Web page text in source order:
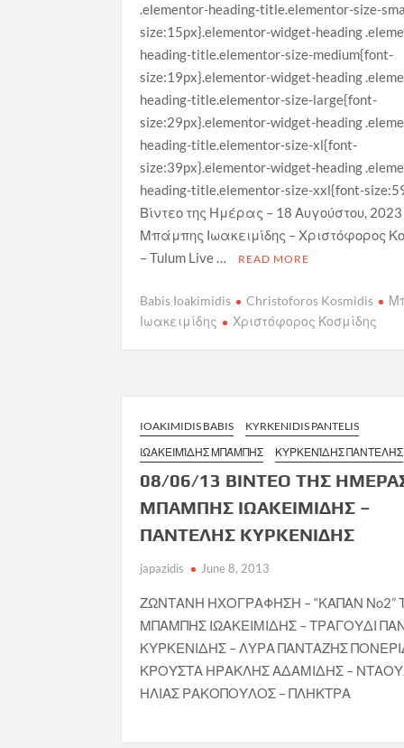
.elementor-heading-title.elementor-size-
size:15px}.elementor-widget-heading
heading-title.elementor-size-medium{font-
size:19px}.elementor-widget-heading
heading-title.elementor-size-large{font-
size:29px}.elementor-widget-heading
heading-title.elementor-size-xl{font-
size:39px}.elementor-widget-heading
heading-title.elementor-size-xxl{font-
Βίντεο της Ημέρας – 18 Αυγούστου, 2023
Μπάμπης Ιωακειμίδης – Χριστόφορος
– Tulum Live …
READ MORE
Babis Ioakimidis Christoforos Kosmidis
Ιωακειμίδης
Χριστόφορος Κοσμίδης
IOAKIMIDIS BABIS
KYRKENIDIS PANTELIS
ΙΩΑΚΕΙΜΊΔΗΣ ΜΠΆΜΠΗΣ
ΚΥΡΚΕΝΊΔΗΣ ΠΑΝΤΕΛΉΣ
08/06/13 ΒΙΝΤΕΟ ΤΗΣ
ΜΠΑΜΠΗΣ ΙΩΑΚΕΙΜΙΔΗΣ –
ΠΑΝΤΕΛΗΣ ΚΥΡΚΕΝΙΔΗΣ
japazidis June 8, 2013
ΖΩΝΤΑΝΗ ΗΧΟΓΡΑΦΗΣΗ – “ΚΑΠΑΝ Νο2”
ΜΠΑΜΠΗΣ ΙΩΑΚΕΙΜΙΔΗΣ – ΤΡΑΓΟΥΔΙ
ΚΥΡΚΕΝΙΔΗΣ – ΛΥΡΑ ΠΑΝΤΑΖΗΣ
ΚΡΟΥΣΤΑ ΗΡΑΚΛΗΣ ΑΔΑΜΙΔΗΣ –
ΗΛΙΑΣ ΡΑΚΟΠΟΥΛΟΣ – ΠΛΗΚΤΡΑ